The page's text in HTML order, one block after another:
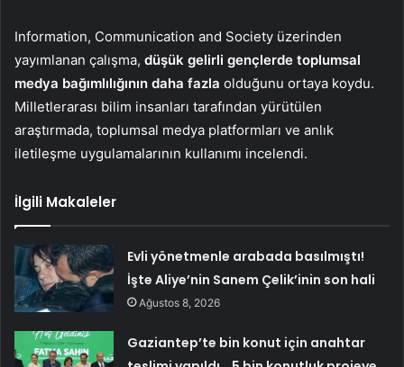
Information, Communication and Society üzerinden
yayımlanan çalışma, düşük gelirli gençlerde toplumsal
medya bağımlılığının daha fazla olduğunu ortaya koydu.
Milletlerarası bilim insanları tarafından yürütülen
araştırmada, toplumsal medya platformları ve anlık
iletileşme uygulamalarının kullanımı incelendi.
İlgili Makaleler
Evli yönetmenle arabada basılmıştı!
İşte Aliye’nin Sanem Çelik’inin son hali
Ağustos 8, 2026
Gaziantep’te bin konut için anahtar